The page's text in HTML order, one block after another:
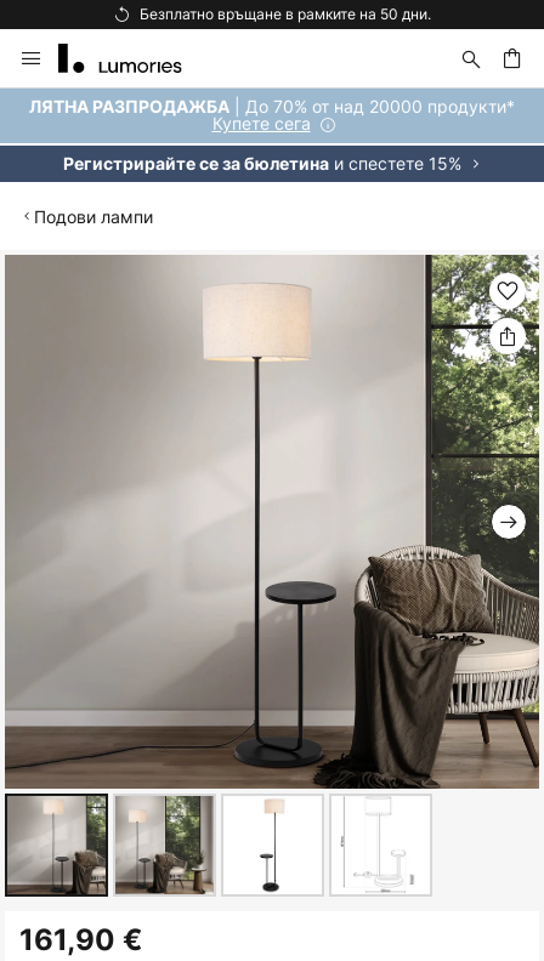
Безплатно връщане в рамките на 50 дни.
Прескачане
към
съдържанието
ЛЯТНА РАЗПРОДАЖБА | До 70% от над 20000 продукти*
Купете сега
Регистрирайте се за бюлетинаи спестете 15%
Подови лампи
към
161,90 €